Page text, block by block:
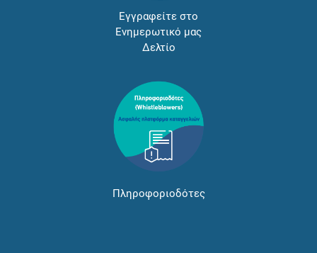
Εγγραφείτε στο
Ενημερωτικό μας
Δελτίο
Πληροφοριοδότες